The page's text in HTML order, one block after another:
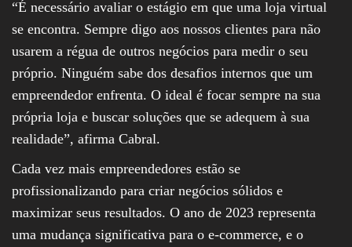
“É necessário avaliar o estágio em que uma loja virtual
se encontra. Sempre digo aos nossos clientes para não
usarem a régua de outros negócios para medir o seu
próprio. Ninguém sabe dos desafios internos que um
empreendedor enfrenta. O ideal é focar sempre na sua
própria loja e buscar soluções que se adequem à sua
realidade”, afirma Cabral.
Cada vez mais empreendedores estão se
profissionalizando para criar negócios sólidos e
maximizar seus resultados. O ano de 2023 representa
uma mudança significativa para o e-commerce, e o